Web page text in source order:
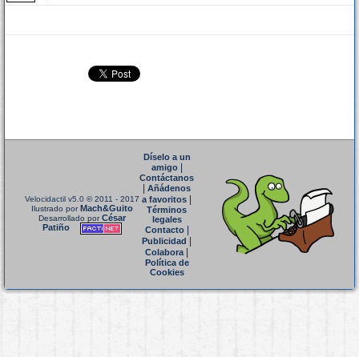
Velocidactil v5.0 © 2011 - 2017
Ilustrado porMach&Guito
Desarrollado porCésar
Patiño
Díselo a un
amigo|
Contáctanos
Añádenos
a favoritos
Términos
legales
Contacto|
Publicidad
Colabora|
Política de
Cookies